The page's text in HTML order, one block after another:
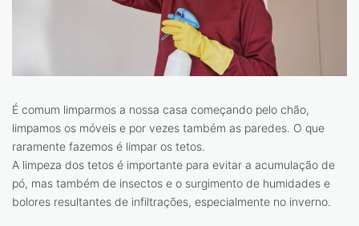
É comum limparmos a nossa casa começando pelo chão,
limpamos os móveis e por vezes também as paredes. O que
raramente fazemos é limpar os tetos.
A limpeza dos tetos é importante para evitar a acumulação de
pó, mas também de insectos e o surgimento de humidades e
bolores resultantes de infiltrações, especialmente no inverno.